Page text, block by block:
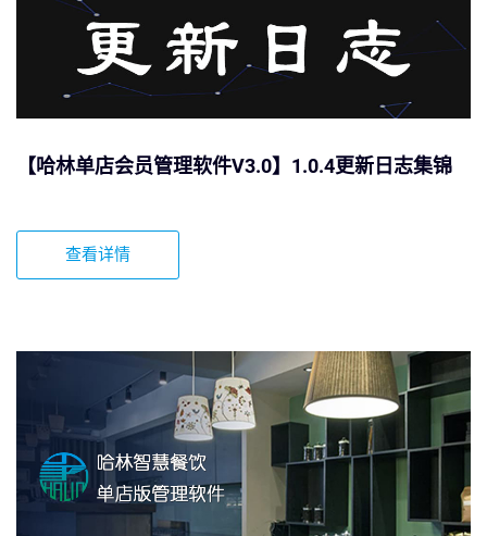
【哈林单店会员管理软件V3.0】1.0.4更新日志集锦
查看详情